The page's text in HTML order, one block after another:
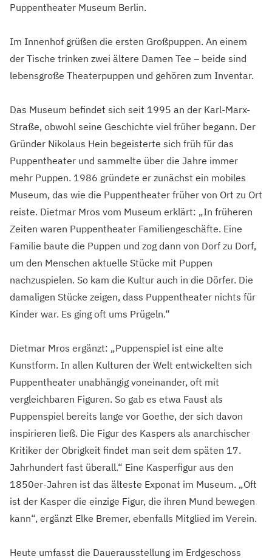
Puppentheater Museum Berlin.
Im Innenhof grüßen die ersten Großpuppen. An einem
der Tische trinken zwei ältere Damen Tee – beide sind
lebensgroße Theaterpuppen und gehören zum Inventar.
Das Museum befindet sich seit 1995 an der Karl-Marx-
Straße, obwohl seine Geschichte viel früher begann. Der
Gründer Nikolaus Hein begeisterte sich früh für das
Puppentheater und sammelte über die Jahre immer
mehr Puppen. 1986 gründete er zunächst ein mobiles
Museum, das wie die Puppentheater früher von Ort zu Ort
reiste. Dietmar Mros vom Museum erklärt: „In früheren
Zeiten waren Puppentheater Familiengeschäfte. Eine
Familie baute die Puppen und zog dann von Dorf zu Dorf,
um den Menschen aktuelle Stücke mit Puppen
nachzuspielen. So kam die Kultur auch in die Dörfer. Die
damaligen Stücke zeigen, dass Puppentheater nichts für
Kinder war. Es ging oft ums Prügeln.“
Dietmar Mros ergänzt: „Puppenspiel ist eine alte
Kunstform. In allen Kulturen der Welt entwickelten sich
Puppentheater unabhängig voneinander, oft mit
vergleichbaren Figuren. So gab es etwa Faust als
Puppenspiel bereits lange vor Goethe, der sich davon
inspirieren ließ. Die Figur des Kaspers als anarchischer
Kritiker der Obrigkeit findet man seit dem späten 17.
Jahrhundert fast überall.“ Eine Kasperfigur aus den
1850er-Jahren ist das älteste Exponat im Museum. „Oft
ist der Kasper die einzige Figur, die ihren Mund bewegen
kann“, ergänzt Elke Bremer, ebenfalls Mitglied im Verein.
Heute umfasst die Dauerausstellung im Erdgeschoss